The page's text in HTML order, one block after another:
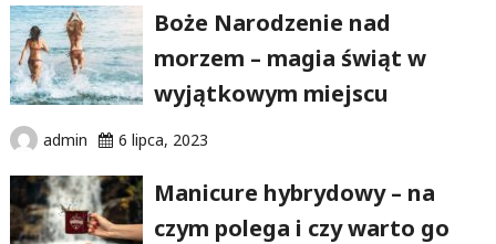
Boże Narodzenie nad
morzem – magia świąt w
wyjątkowym miejscu
admin 6 lipca, 2023
Manicure hybrydowy – na
czym polega i czy warto go